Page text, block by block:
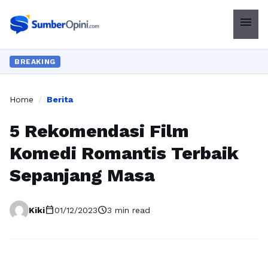
menu
BREAKING
Home / Berita
5 Rekomendasi Film
Komedi Romantis Terbaik
Sepanjang Masa
Kikicalendar_today01/12/2023schedule3 min read